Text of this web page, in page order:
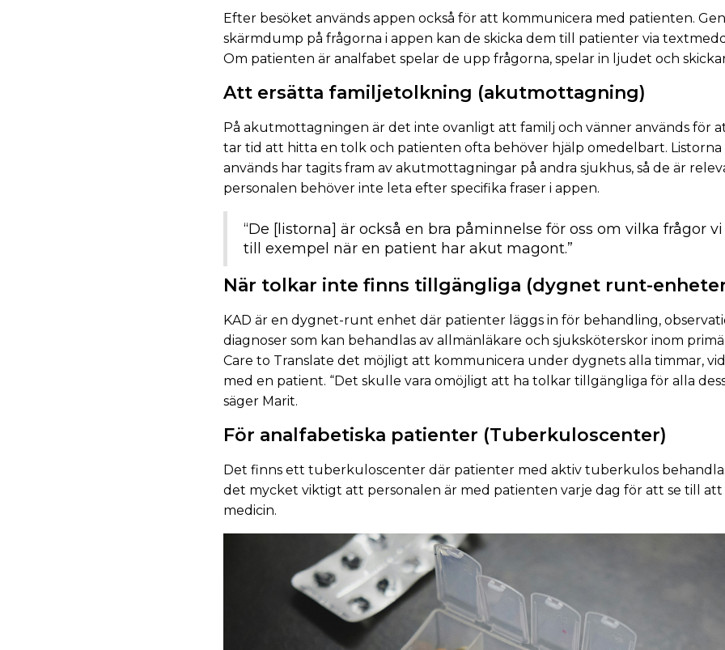
Efter besöket används appen också för att kommunicera med patienten.
skärmdump på frågorna i appen kan de skicka dem till patienter via
Om patienten är analfabet spelar de upp frågorna, spelar in ljudet och
Att ersätta familjetolkning (akutmottagning)
På akutmottagningen är det inte ovanligt att familj och vänner används för
tar tid att hitta en tolk och patienten ofta behöver hjälp omedelbart. Listorna
används har tagits fram av akutmottagningar på andra sjukhus, så de är
personalen behöver inte leta efter specifika fraser i appen.
“De [listorna] är också en bra påminnelse för oss om vilka frågor
till exempel när en patient har akut magont.”
När tolkar inte finns tillgängliga (dygnet runt-
KAD är en dygnet-runt enhet där patienter läggs in för behandling,
diagnoser som kan behandlas av allmänläkare och sjuksköterskor inom
Care to Translate det möjligt att kommunicera under dygnets alla timmar,
med en patient. “Det skulle vara omöjligt att ha tolkar tillgängliga för alla
säger Marit.
För analfabetiska patienter (Tuberkuloscenter)
Det finns ett tuberkuloscenter där patienter med aktiv tuberkulos
det mycket viktigt att personalen är med patienten varje dag för att se till att
medicin.